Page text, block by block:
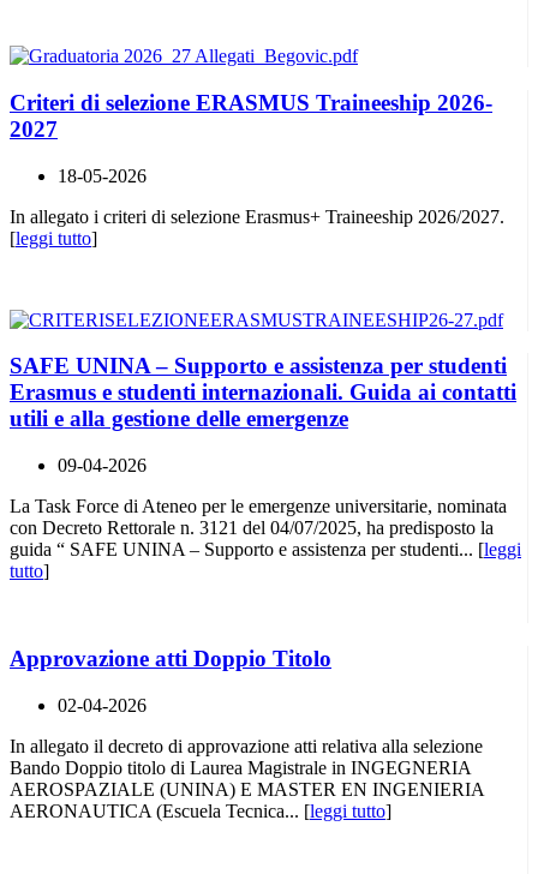
Criteri di selezione ERASMUS Traineeship 2026-
2027
18-05-2026
In allegato i criteri di selezione Erasmus+ Traineeship 2026/2027.
[leggi tutto]
SAFE UNINA – Supporto e assistenza per studenti
Erasmus e studenti internazionali. Guida ai contatti
utili e alla gestione delle emergenze
09-04-2026
La Task Force di Ateneo per le emergenze universitarie, nominata
con Decreto Rettorale n. 3121 del 04/07/2025, ha predisposto la
guida “ SAFE UNINA – Supporto e assistenza per studenti... [leggi
tutto]
Approvazione atti Doppio Titolo
02-04-2026
In allegato il decreto di approvazione atti relativa alla selezione
Bando Doppio titolo di Laurea Magistrale in INGEGNERIA
AEROSPAZIALE (UNINA) E MASTER EN INGENIERIA
AERONAUTICA (Escuela Tecnica... [leggi tutto]